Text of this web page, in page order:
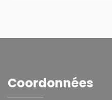
Coordonnées